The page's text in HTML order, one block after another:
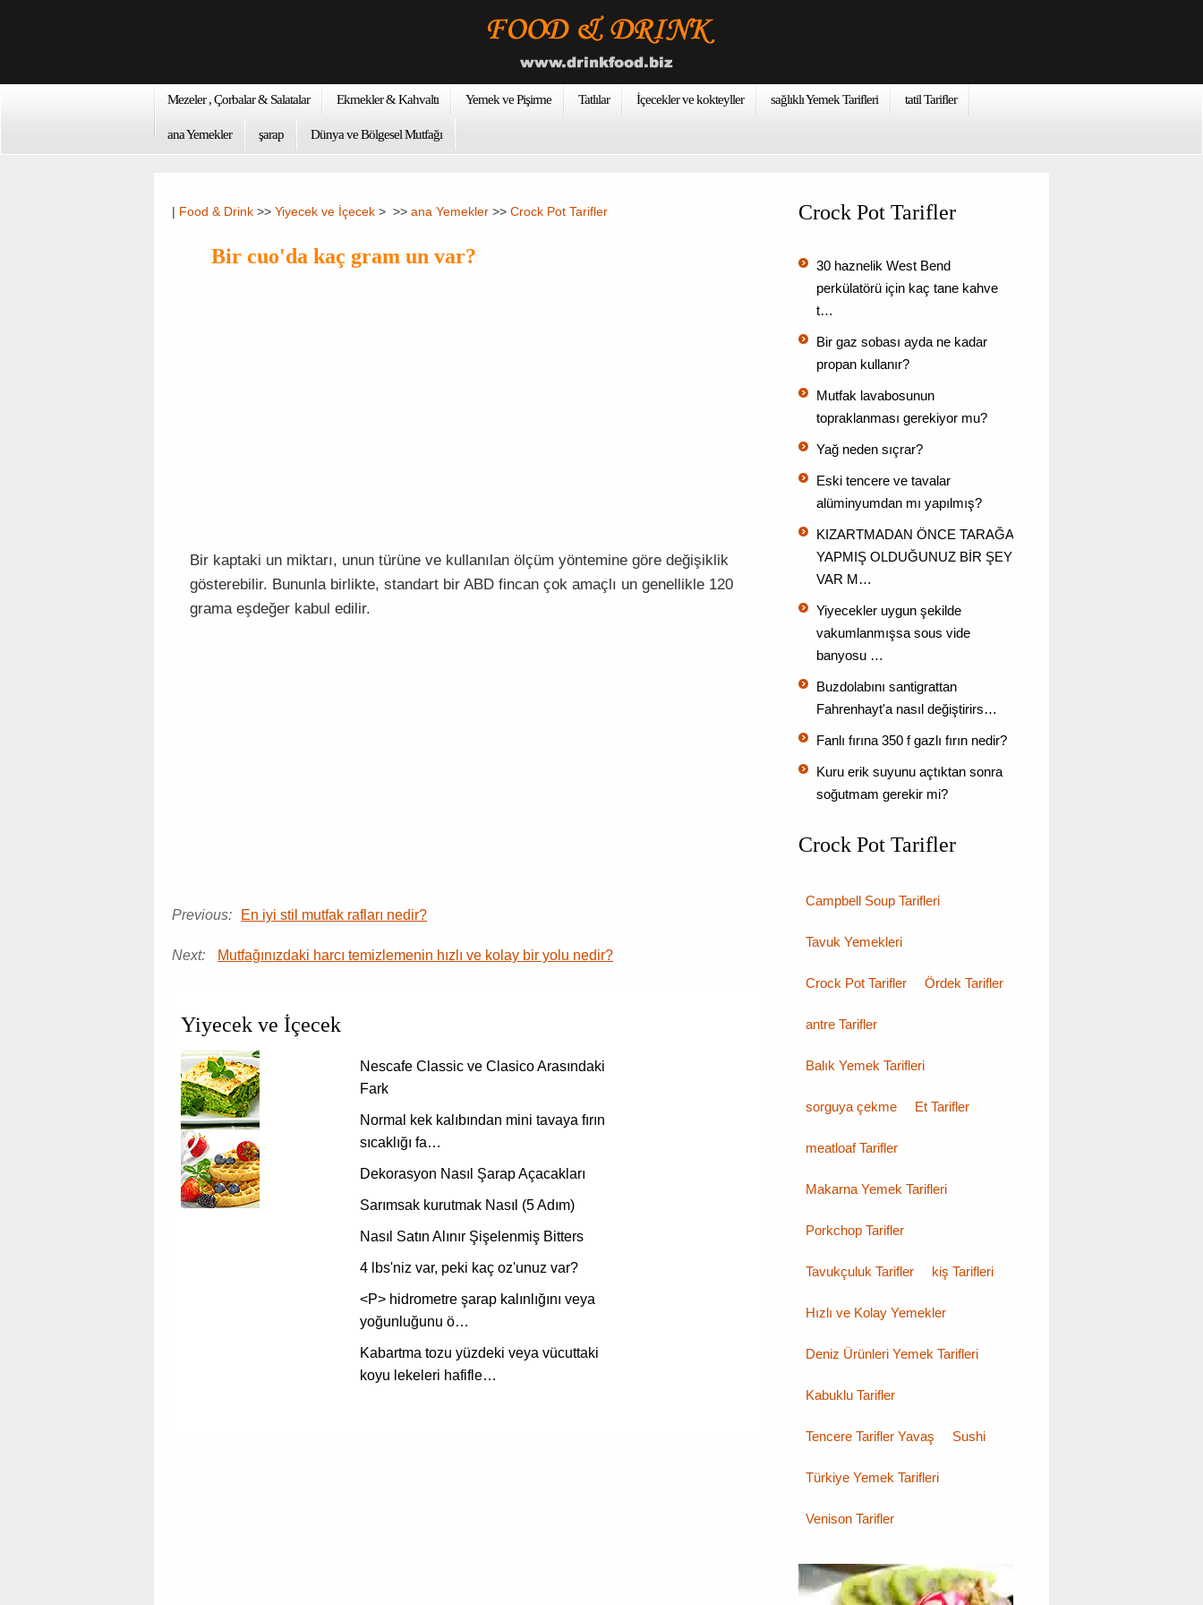
Mezeler , Çorbalar & Salatalar Ekmekler & Kahvaltı Yemek ve Pişirme Tatlılar İçecekler ve kokteyller sağlıklı Yemek Tarifleri tatil Tarifler
ana Yemekler şarap Dünya ve Bölgesel Mutfağı
| Food & Drink >> Yiyecek ve İçecek > >> ana Yemekler >> Crock Pot Tarifler
Bir cuo'da kaç gram un var?
Bir kaptaki un miktarı, unun türüne ve kullanılan ölçüm yöntemine göre değişiklik
gösterebilir. Bununla birlikte, standart bir ABD fincan çok amaçlı un genellikle 120
grama eşdeğer kabul edilir.
Previous: En iyi stil mutfak rafları nedir?
Next: Mutfağınızdaki harcı temizlemenin hızlı ve kolay bir yolu nedir?
Yiyecek ve İçecek
Nescafe Classic ve Clasico Arasındaki
Fark
Normal kek kalıbından mini tavaya fırın
sıcaklığı fa…
Dekorasyon Nasıl Şarap Açacakları
Sarımsak kurutmak Nasıl (5 Adım)
Nasıl Satın Alınır Şişelenmiş Bitters
4 lbs'niz var, peki kaç oz'unuz var?
<P> hidrometre şarap kalınlığını veya
yoğunluğunu ö…
Kabartma tozu yüzdeki veya vücuttaki
koyu lekeleri hafifle…
Crock Pot Tarifler
30 haznelik West Bend
perkülatörü için kaç tane kahve
t…
Bir gaz sobası ayda ne kadar
propan kullanır?
Mutfak lavabosunun
topraklanması gerekiyor mu?
Yağ neden sıçrar?
Eski tencere ve tavalar
alüminyumdan mı yapılmış?
KIZARTMADAN ÖNCE TARAĞA
YAPMIŞ OLDUĞUNUZ BİR ŞEY
VAR M…
Yiyecekler uygun şekilde
vakumlanmışsa sous vide
banyosu …
Buzdolabını santigrattan
Fahrenhayt'a nasıl değiştirirs…
Fanlı fırına 350 f gazlı fırın nedir?
Kuru erik suyunu açtıktan sonra
soğutmam gerekir mi?
Crock Pot Tarifler
Campbell Soup Tarifleri
Tavuk Yemekleri
Crock Pot Tarifler Ördek Tarifler
antre Tarifler
Balık Yemek Tarifleri
sorguya çekme Et Tarifler
meatloaf Tarifler
Makarna Yemek Tarifleri
Porkchop Tarifler
Tavukçuluk Tarifler kiş Tarifleri
Hızlı ve Kolay Yemekler
Deniz Ürünleri Yemek Tarifleri
Kabuklu Tarifler
Tencere Tarifler Yavaş Sushi
Türkiye Yemek Tarifleri
Venison Tarifler